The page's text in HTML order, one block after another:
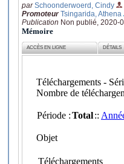
parSchoonderwoerd, Cindy
Promoteur Tsingarida, Athena
Publication Non publié, 2020-
Mémoire
ACCÈS EN LIGNE DÉTAILS